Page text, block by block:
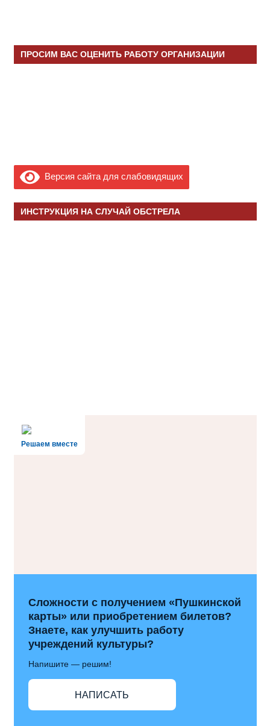
ПРОСИМ ВАС ОЦЕНИТЬ РАБОТУ ОРГАНИЗАЦИИ
Версия сайта для слабовидящих
ИНСТРУКЦИЯ НА СЛУЧАЙ ОБСТРЕЛА
Решаем вместе
Сложности с получением «Пушкинской
карты» или приобретением билетов?
Знаете, как улучшить работу
учреждений культуры?
Напишите — решим!
НАПИСАТЬ